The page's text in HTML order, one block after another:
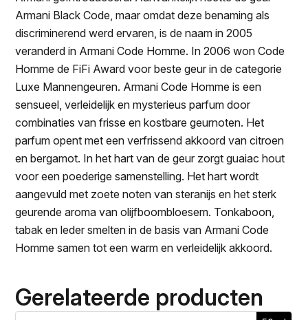
Armani Black Code, maar omdat deze benaming als
discriminerend werd ervaren, is de naam in 2005
veranderd in Armani Code Homme. In 2006 won Code
Homme de FiFi Award voor beste geur in de categorie
Luxe Mannengeuren. Armani Code Homme is een
sensueel, verleidelijk en mysterieus parfum door
combinaties van frisse en kostbare geurnoten. Het
parfum opent met een verfrissend akkoord van citroen
en bergamot. In het hart van de geur zorgt guaiac hout
voor een poederige samenstelling. Het hart wordt
aangevuld met zoete noten van steranijs en het sterk
geurende aroma van olijfboombloesem. Tonkaboon,
tabak en leder smelten in de basis van Armani Code
Homme samen tot een warm en verleidelijk akkoord.
Gerelateerde producten